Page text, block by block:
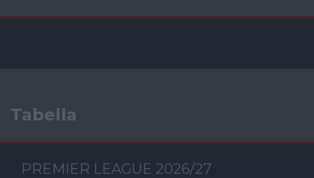
Tabella
PREMIER LEAGUE 2026/27